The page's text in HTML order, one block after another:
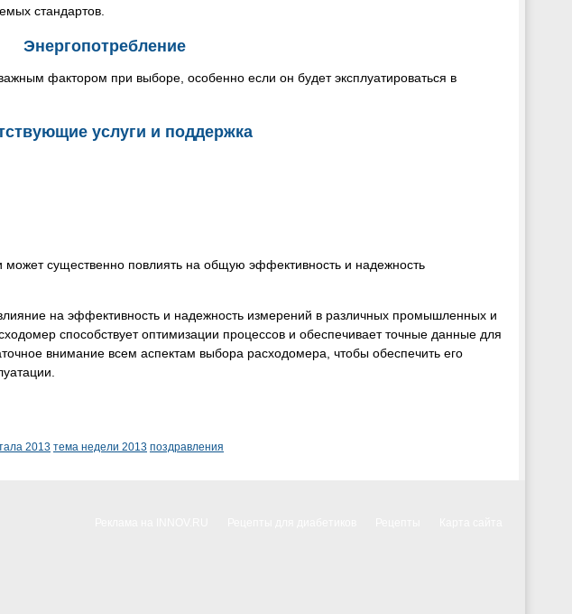
стандартов.
Энергопотребление
фактором при выборе, особенно если он будет эксплуатироваться в
услуги и поддержка
существенно повлиять на общую эффективность и надежность
на эффективность и надежность измерений в различных промышленных и
способствует оптимизации процессов и обеспечивает точные данные для
внимание всем аспектам выбора расходомера, чтобы обеспечить его
2013 тема недели 2013 поздравления